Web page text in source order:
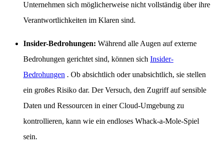
Unternehmen sich möglicherweise nicht vollständig über ihre
Verantwortlichkeiten im Klaren sind.
Insider-Bedrohungen: Während alle Augen auf externe
Bedrohungen gerichtet sind, können sich Insider-
Bedrohungen . Ob absichtlich oder unabsichtlich, sie stellen
ein großes Risiko dar. Der Versuch, den Zugriff auf sensible
Daten und Ressourcen in einer Cloud-Umgebung zu
kontrollieren, kann wie ein endloses Whack-a-Mole-Spiel
sein.